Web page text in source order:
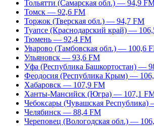
Тольятти (Самарская обл.) — 94,9
Томск — 92,6 FM
Торжок (Тверская обл.) — 94,7 FM
Туапсе (Краснодарский край) —
Тюмень — 92,4 FM
Уварово (Тамбовская обл.) — 100,6
Ульяновск — 93,6 FM
Уфа (Республика Башкортостан) —
Феодосия (Республика Крым) —
Хабаровск — 107,9 FM
Ханты-Мансийск (Югра) — 107,1
Чебоксары (Чувашская
Челябинск — 88,4 FM
Череповец (Вологодская обл.) —